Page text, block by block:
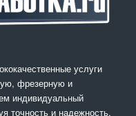
услуги
фрезерную и
индивидуальный
точность и надежность.